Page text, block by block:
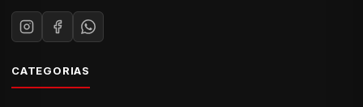
CATEGORIAS